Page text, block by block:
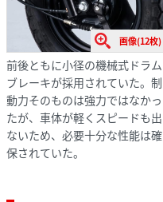
画像(12枚)
前後ともに小径の機械式ドラム
ブレーキが採用されていた。制
動力そのものは強力ではなかっ
たが、車体が軽くスピードも出
ないため、必要十分な性能は確
保されていた。